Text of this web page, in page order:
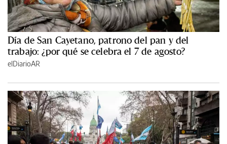
Día de San Cayetano, patrono del pan y del
trabajo: ¿por qué se celebra el 7 de agosto?
elDiarioAR